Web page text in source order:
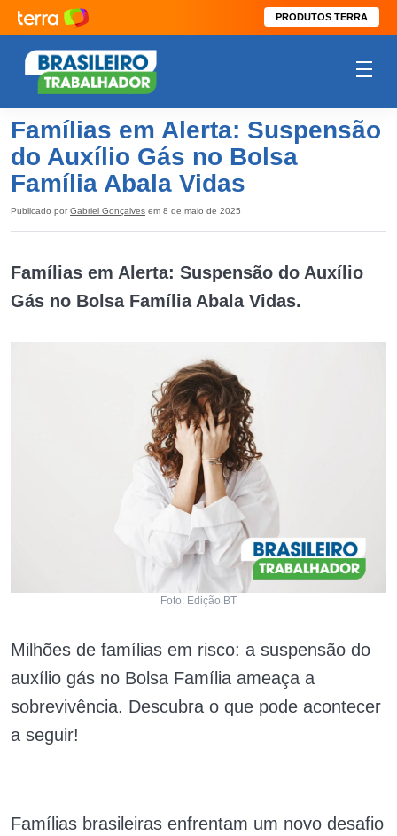
PRODUTOS TERRA
Famílias em Alerta: Suspensão
do Auxílio Gás no Bolsa
Família Abala Vidas
Publicado por Gabriel Gonçalves em 8 de maio de 2025
Famílias em Alerta: Suspensão do Auxílio
Gás no Bolsa Família Abala Vidas.
Foto: Edição BT
Milhões de famílias em risco: a suspensão do
auxílio gás no Bolsa Família ameaça a
sobrevivência. Descubra o que pode acontecer
a seguir!
Famílias brasileiras enfrentam um novo desafio